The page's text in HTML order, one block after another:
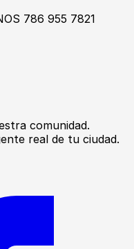
786 955 7821
comunidad.
real de tu ciudad.